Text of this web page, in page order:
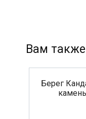
Вам
Берег